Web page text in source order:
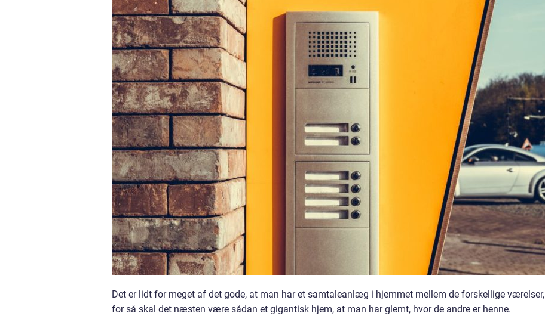
Det er lidt for meget af det gode, at man har et samtaleanlæg i hjemmet mellem de forskellige værelser,
for så skal det næsten være sådan et gigantisk hjem, at man har glemt, hvor de andre er henne.